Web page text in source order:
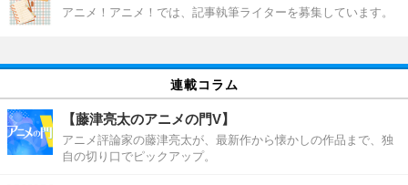
アニメ！アニメ！では、記事執筆ライターを募集しています。
連載コラム
【藤津亮太のアニメの門V】
アニメ評論家の藤津亮太が、最新作から懐かしの作品まで、独
自の切り口でピックアップ。